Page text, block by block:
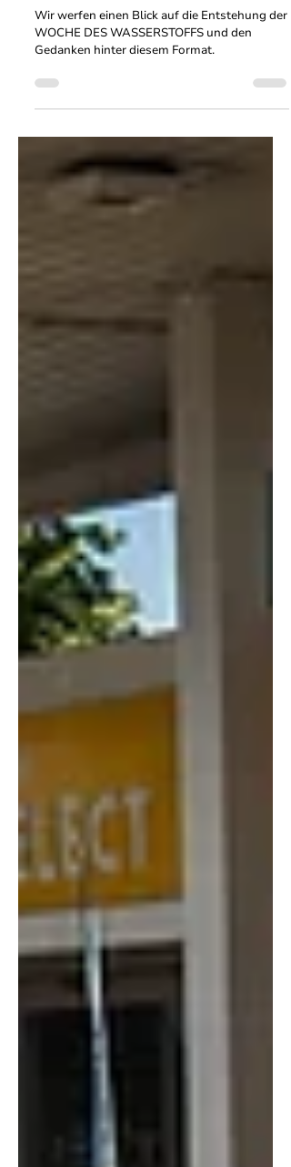
Wie kam es zur WOCHE DES
WASSERSTOFFS oder:
Zukunftsthema findet Veranstaltung
Wir werfen einen Blick auf die Entstehung der
WOCHE DES WASSERSTOFFS und den
Gedanken hinter diesem Format.